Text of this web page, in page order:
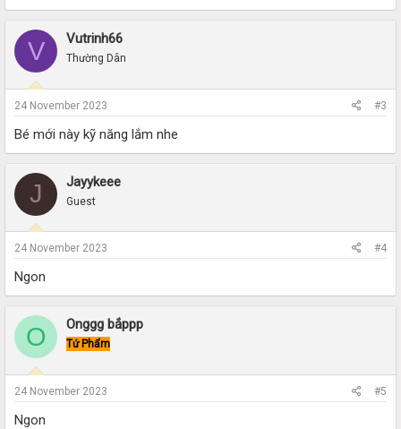
V Vutrinh66
Thường Dân
24 November 2023 #3
Bé mới này kỹ năng lắm nhe
J Jayykeee
Guest
24 November 2023 #4
Ngon
O Onggg bắppp
Tứ Phẩm
24 November 2023 #5
Ngon